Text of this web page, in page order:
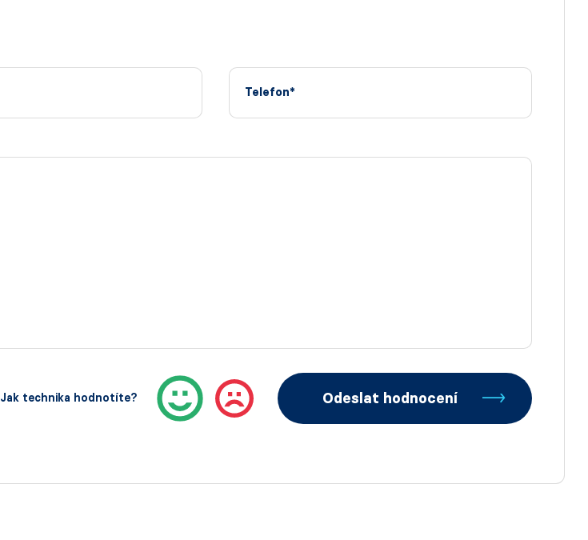
Telefon*
Jak technika hodnotíte? Odeslat hodnocení